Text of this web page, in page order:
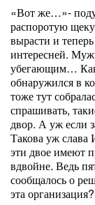
«Вот же…»-
распоротую
вырасти и
интересней.
убегающим…
обнаружился в
тоже тут
спрашивать,
двор. А уж если
Такова уж
эти двое имеют
вдвойне. Ведь
сообщалось о
эта